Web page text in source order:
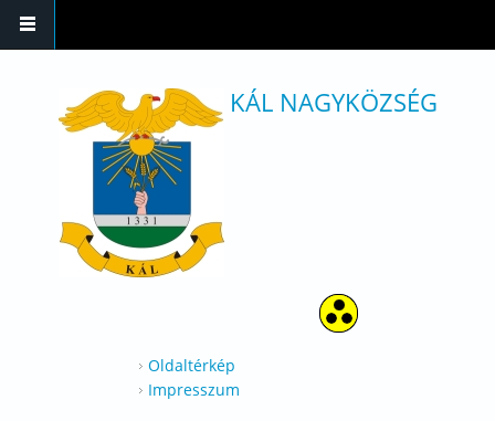
KÁL NAGYKÖZSÉG
Oldaltérkép
Impresszum